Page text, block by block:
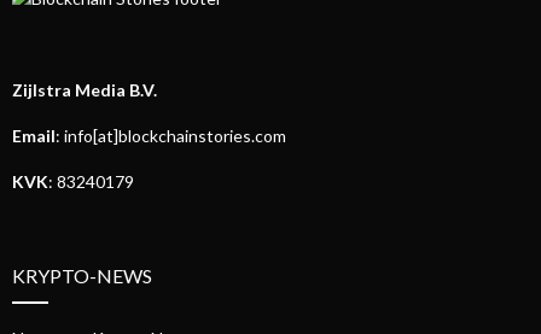
Zijlstra Media B.V.
Email: info[at]blockchainstories.com
KVK: 83240179
KRYPTO-NEWS